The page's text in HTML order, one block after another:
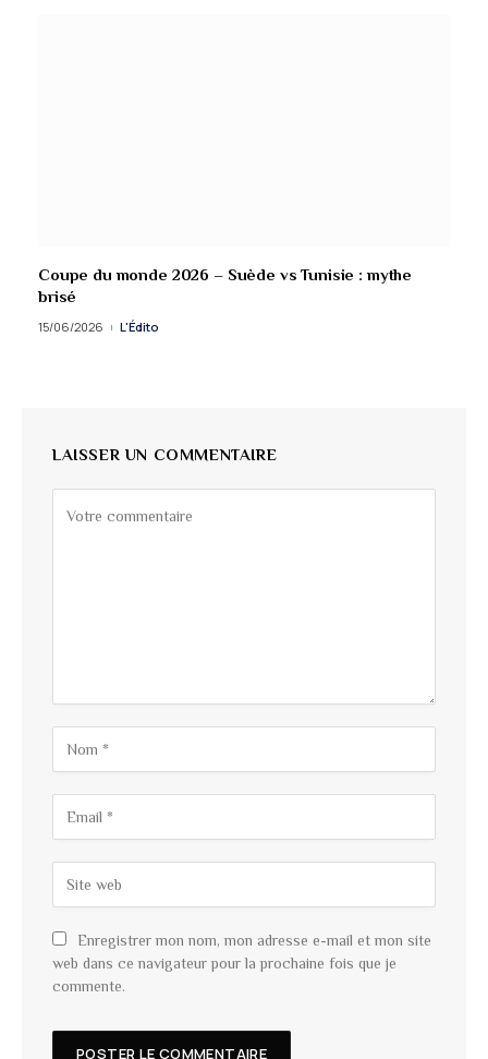
Coupe du monde 2026 – Suède vs Tunisie : mythe
brisé
15/06/2026 L'Édito
LAISSER UN COMMENTAIRE
Enregistrer mon nom, mon adresse e-mail et mon site
web dans ce navigateur pour la prochaine fois que je
commente.